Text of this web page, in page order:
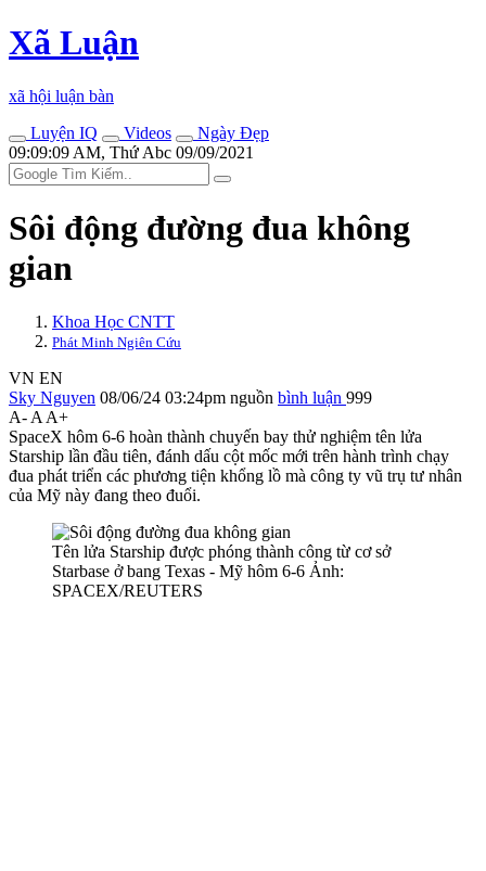
Xã Luận
xã hội luận bàn
Luyện IQ
Videos
Ngày Đẹp
09:09:09 AM, Thứ Abc 09/09/2021
Sôi động đường đua không
gian
Khoa Học CNTT
Phát Minh Ngiên Cứu
VN EN
Sky Nguyen 08/06/24 03:24pm nguồn bình luận 999
A- A A+
SpaceX hôm 6-6 hoàn thành chuyến bay thử nghiệm tên lửa
Starship lần đầu tiên, đánh dấu cột mốc mới trên hành trình chạy
đua phát triển các phương tiện khổng lồ mà công ty vũ trụ tư nhân
của Mỹ này đang theo đuổi.
Tên lửa Starship được phóng thành công từ cơ sở
Starbase ở bang Texas - Mỹ hôm 6-6 Ảnh:
SPACEX/REUTERS